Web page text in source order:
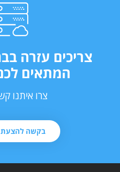
צריכים עזרה
המתאים
צרו איתנו
בקשה להצעת